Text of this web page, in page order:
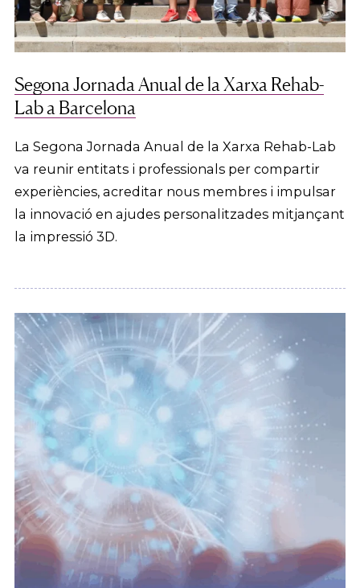
Segona Jornada Anual de la Xarxa Rehab-
Lab a Barcelona
La Segona Jornada Anual de la Xarxa Rehab-Lab
va reunir entitats i professionals per compartir
experiències, acreditar nous membres i impulsar
la innovació en ajudes personalitzades mitjançant
la impressió 3D.